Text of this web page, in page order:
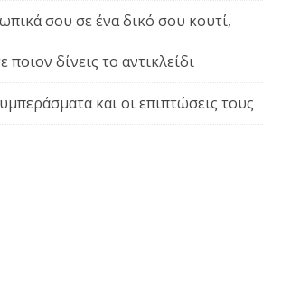
σου σε ένα δικό σου κουτί,
δίνεις το αντικλείδι
και οι επιπτώσεις τους